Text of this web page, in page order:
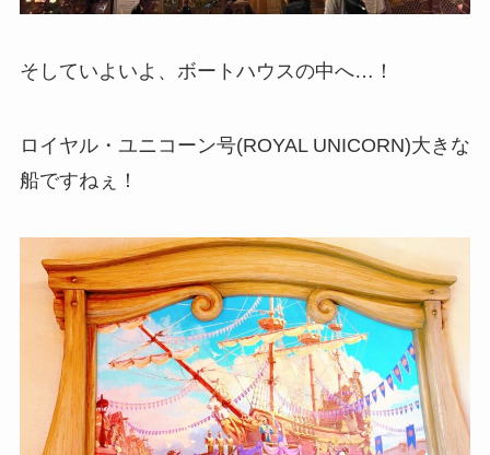
そしていよいよ、ボートハウスの中へ…！
ロイヤル・ユニコーン号(ROYAL UNICORN)大きな
船ですねぇ！